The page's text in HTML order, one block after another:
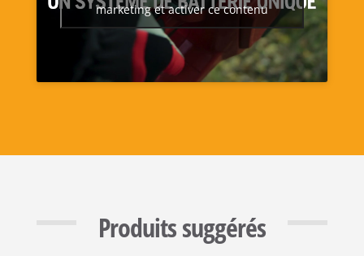
marketing et activer ce contenu
Produits suggérés